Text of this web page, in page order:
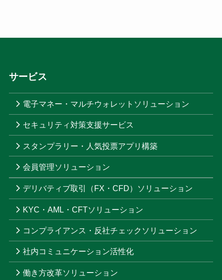
サービス
電子マネー・マルチウォレットソリューション
セキュリティ対策支援サービス
スタンプラリー・人気投票アプリ構築
会員管理ソリューション
デリバティブ取引（FX・CFD）ソリューション
KYC・AML・CFTソリューション
コンプライアンス・反社チェックソリューション
社内コミュニケーション活性化
働き方改革ソリューション